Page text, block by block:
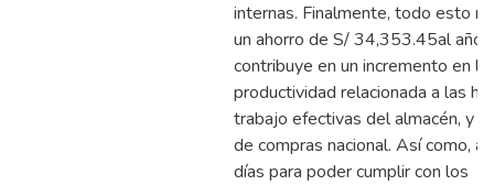
internas. Finalmente, todo esto
un ahorro de S/ 34,353.45al año
contribuye en un incremento en la
productividad relacionada a las
trabajo efectivas del almacén, y
de compras nacional. Así como,
días para poder cumplir con los